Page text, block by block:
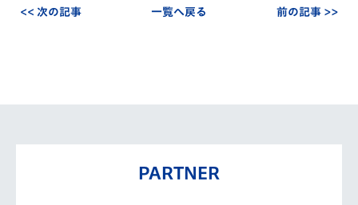
<< 次の記事 一覧へ戻る 前の記事 >>
PARTNER